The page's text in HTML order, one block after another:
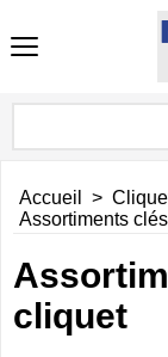
Accueil >
Assortiments
cliquet